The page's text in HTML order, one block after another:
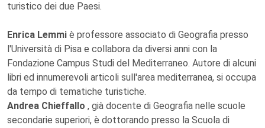
turistico dei due Paesi.
Enrica Lemmi è professore associato di Geografia presso
l'Università di Pisa e collabora da diversi anni con la
Fondazione Campus Studi del Mediterraneo. Autore di alcuni
libri ed innumerevoli articoli sull'area mediterranea, si occupa
da tempo di tematiche turistiche.
Andrea Chieffallo , già docente di Geografia nelle scuole
secondarie superiori, è dottorando presso la Scuola di